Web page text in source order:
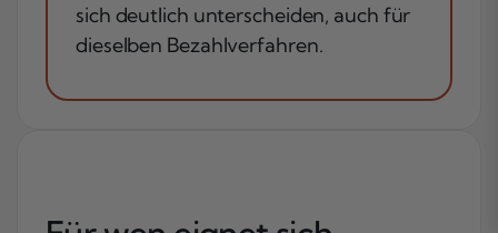
sich deutlich unterscheiden, auch für
dieselben Bezahlverfahren.